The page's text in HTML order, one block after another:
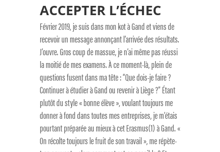
ACCEPTER L’ÉCHEC
Février 2019, je suis dans mon kot à Gand et viens de
recevoir un message annonçant l’arrivée des résultats.
J’ouvre. Gros coup de massue, je n’ai même pas réussi
la moitié de mes examens. À ce moment-là, plein de
questions fusent dans ma tête : “Que dois-je faire ?
Continuer à étudier à Gand ou revenir à Liège ?” Étant
plutôt du style « bonne élève », voulant toujours me
donner à fond dans toutes mes entreprises, je m’étais
pourtant préparée au mieux à cet Erasmus(1) à Gand. «
On récolte toujours le fruit de son travail », me répète-